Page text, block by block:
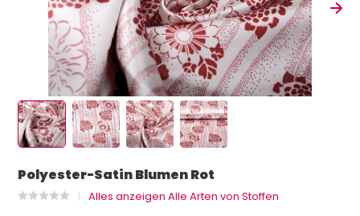
Polyester-Satin Blumen Rot
Alles anzeigen Alle Arten von Stoffen